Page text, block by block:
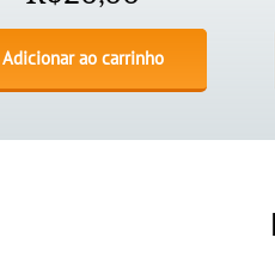
Adicionar ao carrinho